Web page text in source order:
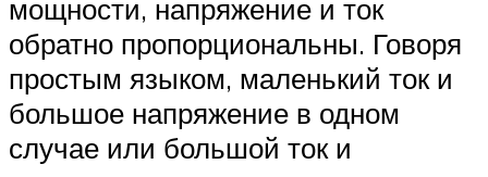
мощности, напряжение и ток
обратно пропорциональны. Говоря
простым языком, маленький ток и
большое напряжение в одном
случае или большой ток и